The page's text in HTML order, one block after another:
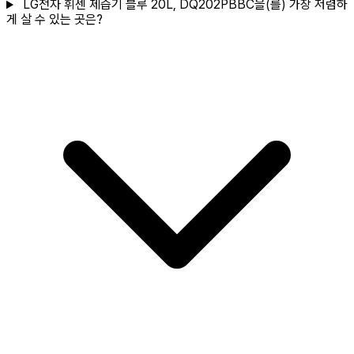
LG전자 휘센 제습기 블루 20L, DQ202PBBC을(를) 가장 저렴하
게 살 수 있는 곳은?